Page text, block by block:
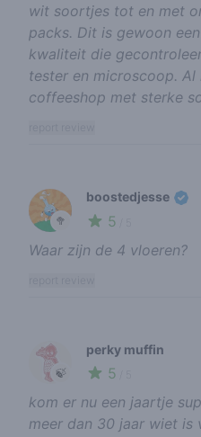
wit soortjes tot en met
packs. Dit is gewoon
kwaliteit die
tester en microscoop. Al
coffeeshop met sterke
🥦
boostedjesse
5
Waar zijn de 4 vloeren?
🍃
perky muffin
5
kom er nu een jaartje
meer dan 30 jaar wiet is